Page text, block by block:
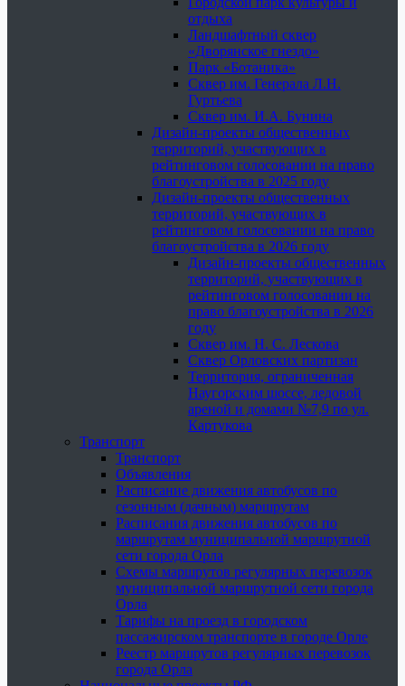
отдыха
Ландшафтный сквер
«Дворянское гнездо»
Парк «Ботаника»
Сквер им. Генерала Л.Н.
Гуртьева
Сквер им. И.А. Бунина
Дизайн-проекты общественных
территорий, участвующих в
рейтинговом голосовании на право
благоустройства в 2025 году
Дизайн-проекты общественных
территорий, участвующих в
рейтинговом голосовании на право
благоустройства в 2026 году
Дизайн-проекты общественных
территорий, участвующих в
рейтинговом голосовании на
право благоустройства в 2026
году
Сквер им. Н. С. Лескова
Сквер Орловских партизан
Территория, ограниченная
Наугорским шоссе, ледовой
ареной и домами №7,9 по ул.
Картукова
Транспорт
Транспорт
Объявления
Расписание движения автобусов по
сезонным (дачным) маршрутам
Расписания движения автобусов по
маршрутам муниципальной маршрутной
сети города Орла
Схемы маршрутов регулярных перевозок
муниципальной маршрутной сети города
Орла
Тарифы на проезд в городском
пассажирском транспорте в городе Орле
Реестр маршрутов регулярных перевозок
города Орла